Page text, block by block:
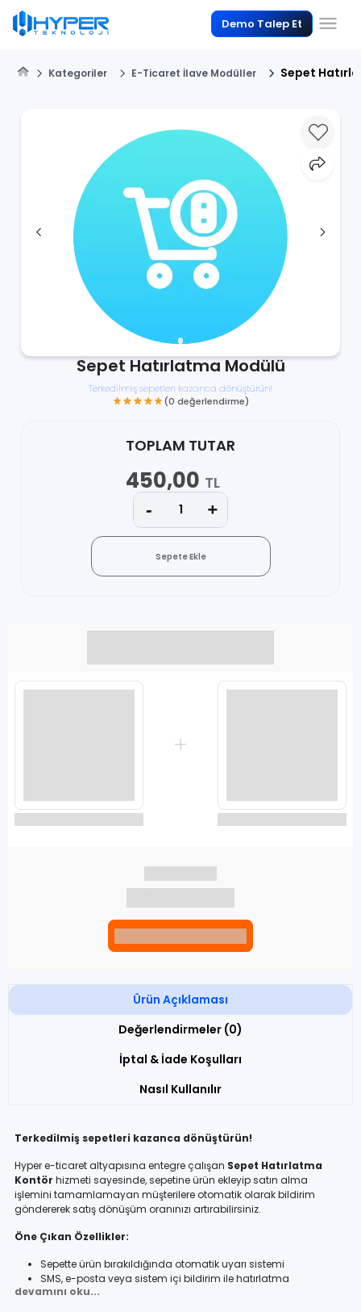
Demo Talep Et
Kategoriler E-Ticaret İlave Modüller Sepet
Sepet Hatırlatma Modülü
Terkedilmiş sepetleri kazanca dönüştürün!
(0 değerlendirme)
TOPLAM TUTAR
450,00 TL
Sepete Ekle
Ürün Açıklaması
Değerlendirmeler (0)
İptal & İade Koşulları
Nasıl Kullanılır
Terkedilmiş sepetleri kazanca dönüştürün!
Hyper e-ticaret altyapısına entegre çalışan Sepet Hatırlatma
Kontör hizmeti sayesinde, sepetine ürün ekleyip satın alma
işlemini tamamlamayan müşterilere otomatik olarak bildirim
göndererek satış dönüşüm oranınızı artırabilirsiniz.
Öne Çıkan Özellikler:
Sepette ürün bırakıldığında otomatik uyarı sistemi
SMS, e-posta veya sistem içi bildirim ile hatırlatma
Gelişmiş filtreleme ile hedefe yönelik hatırlatmalar
devamını oku...